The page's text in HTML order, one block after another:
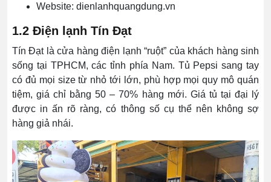
Website: dienlanhquangdung.vn
1.2 Điện lạnh Tín Đạt
Tín Đạt là cửa hàng điện lạnh “ruột” của khách hàng sinh
sống tại TPHCM, các tỉnh phía Nam. Tủ Pepsi sang tay
có đủ mọi size từ nhỏ tới lớn, phù hợp mọi quy mô quán
tiệm, giá chỉ bằng 50 – 70% hàng mới. Giá tủ tại đại lý
được in ấn rõ ràng, có thông số cụ thể nên không sợ
hàng giả nhái.